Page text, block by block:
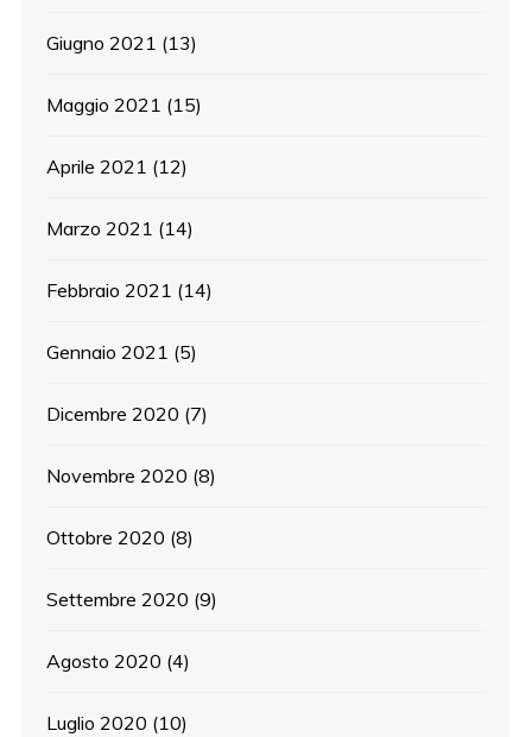
Giugno 2021 (13)
Maggio 2021 (15)
Aprile 2021 (12)
Marzo 2021 (14)
Febbraio 2021 (14)
Gennaio 2021 (5)
Dicembre 2020 (7)
Novembre 2020 (8)
Ottobre 2020 (8)
Settembre 2020 (9)
Agosto 2020 (4)
Luglio 2020 (10)